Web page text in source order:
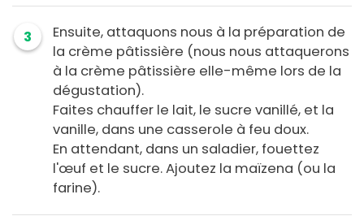
3
Ensuite, attaquons nous à la préparation de
la crème pâtissière (nous nous attaquerons
à la crème pâtissière elle-même lors de la
dégustation).
Faites chauffer le lait, le sucre vanillé, et la
vanille, dans une casserole à feu doux.
En attendant, dans un saladier, fouettez
l'œuf et le sucre. Ajoutez la maïzena (ou la
farine).